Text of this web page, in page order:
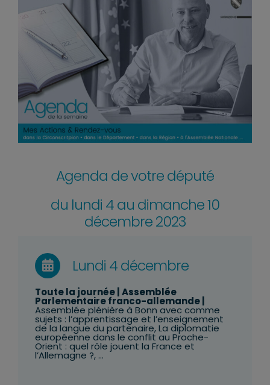
Agenda de votre député
du lundi 4 au dimanche 10
décembre 2023
Lundi 4 décembre
Toute la journée | Assemblée
Parlementaire franco-allemande
Assemblée plénière à Bonn avec comme
sujets : l’apprentissage et l’enseignement
de la langue du partenaire, La diplomatie
européenne dans le conflit au Proche-
Orient : quel rôle jouent la France et
l’Allemagne ?, …